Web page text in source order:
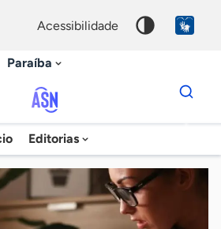
acessibilidade
Paraíba
Agência
Sebrae
de
Notícias
Editorias
Dados
para
chave